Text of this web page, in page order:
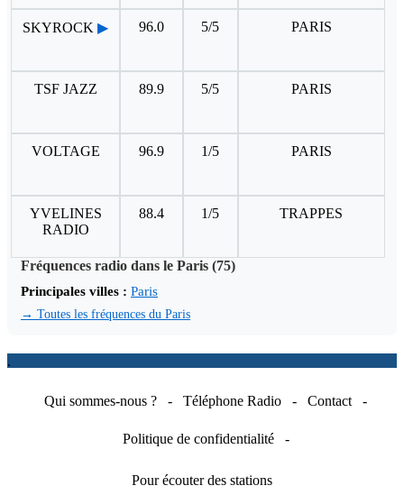
SKYROCK ▶ 96.0 5/5 PARIS
TSF JAZZ 89.9 5/5 PARIS
VOLTAGE 96.9 1/5 PARIS
YVELINES
RADIO
88.4 1/5 TRAPPES
Fréquences radio dans le Paris (75)
Principales villes : Paris
→ Toutes les fréquences du Paris
.
Qui sommes-nous ? - Téléphone Radio - Contact -
Politique de confidentialité -
Pour écouter des stations